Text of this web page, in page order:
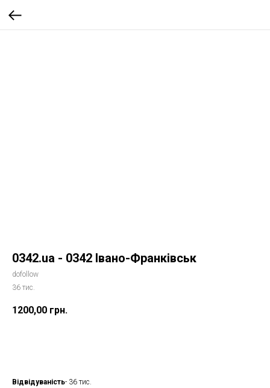
0342.ua - 0342 Івано-Франківськ
dofollow
36 тис.
1200,00 грн.
Відвідуваність- 36 тис.